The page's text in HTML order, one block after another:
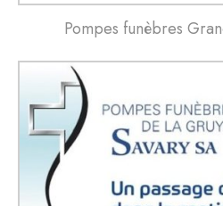
Pompes funèbres